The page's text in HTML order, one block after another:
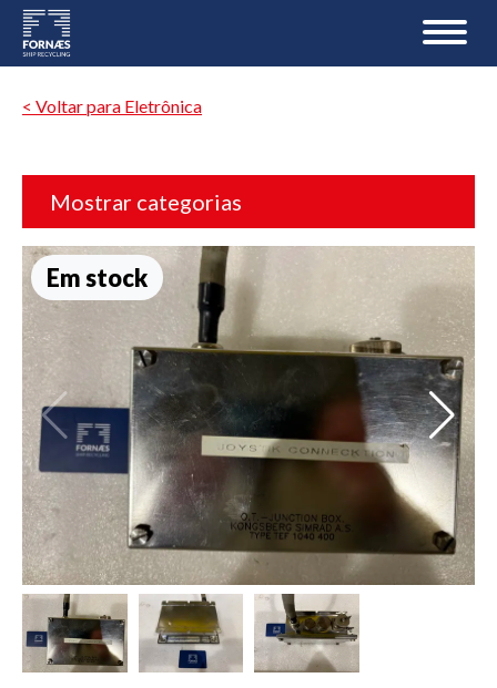
< Voltar para Eletrônica
Mostrar categorias
Em stock